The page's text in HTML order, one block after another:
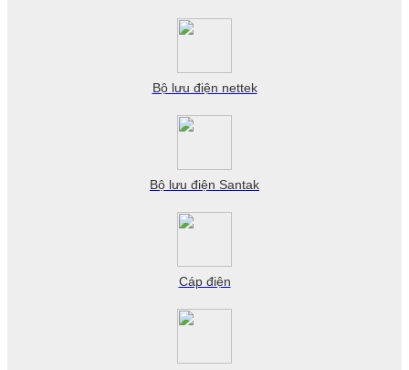
Bộ lưu điện nettek
Bộ lưu điện Santak
Cáp điện